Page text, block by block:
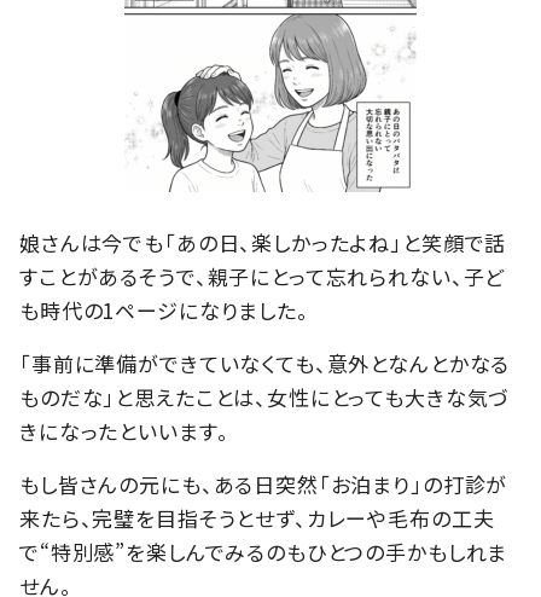
娘さんは今でも「あの日、楽しかったよね」と笑顔で話
すことがあるそうで、親子にとって忘れられない、子ど
も時代の1ページになりました。
「事前に準備ができていなくても、意外となんとかなる
ものだな」と思えたことは、女性にとっても大きな気づ
きになったといいます。
もし皆さんの元にも、ある日突然「お泊まり」の打診が
来たら、完璧を目指そうとせず、カレーや毛布の工夫
で“特別感”を楽しんでみるのもひとつの手かもしれま
せん。